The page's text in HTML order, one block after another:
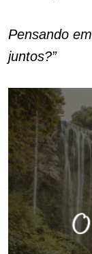
Pensando
juntos?”